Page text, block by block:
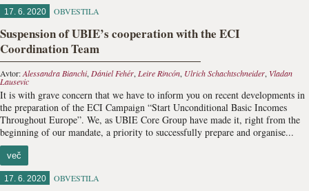
17. 6. 2020 OBVESTILA
Suspension of UBIE’s cooperation with the ECI
Coordination Team
Avtor:Alessandra Bianchi, Dániel Fehér, Leire Rincón, Ulrich Schachtschneider, Vladan
Lausevic
It is with grave concern that we have to inform you on recent developments in
the preparation of the ECI Campaign “Start Unconditional Basic Incomes
Throughout Europe”. We, as UBIE Core Group have made it, right from the
beginning of our mandate, a priority to successfully prepare and organise...
več
17. 6. 2020 OBVESTILA